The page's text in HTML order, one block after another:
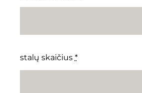
stalų skaičius *